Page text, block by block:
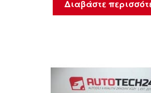
Διαβάστε